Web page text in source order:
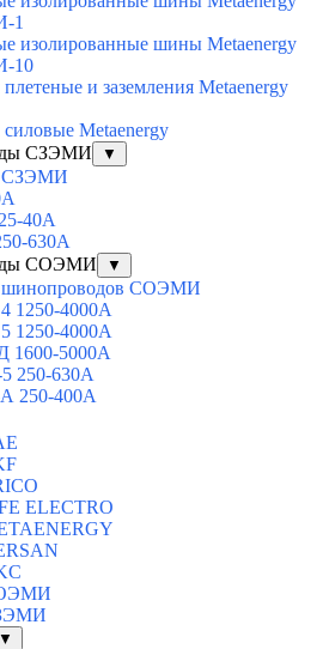
1
изолированные шины Metaenergy
10
и заземления Metaenergy
Metaenergy
СЗЭМИ
▼
СЗЭМИ
40А
630А
СОЭМИ
▼
шинопроводов СОЭМИ
4000А
4000А
5000А
250-630А
250-400А
ELECTRO
▼